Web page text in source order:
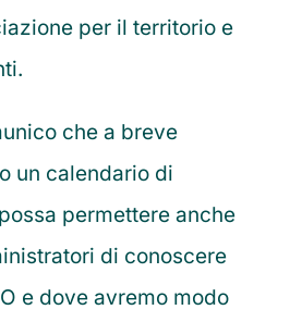
per il territorio e
che a breve
un calendario di
permettere anche
di conoscere
e dove avremo modo